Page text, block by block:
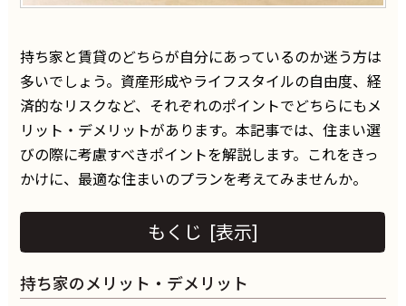
持ち家と賃貸のどちらが自分にあっているのか迷う方は
多いでしょう。資産形成やライフスタイルの自由度、経
済的なリスクなど、それぞれのポイントでどちらにもメ
リット・デメリットがあります。本記事では、住まい選
びの際に考慮すべきポイントを解説します。これをきっ
かけに、最適な住まいのプランを考えてみませんか。
もくじ [表示]
持ち家のメリット・デメリット